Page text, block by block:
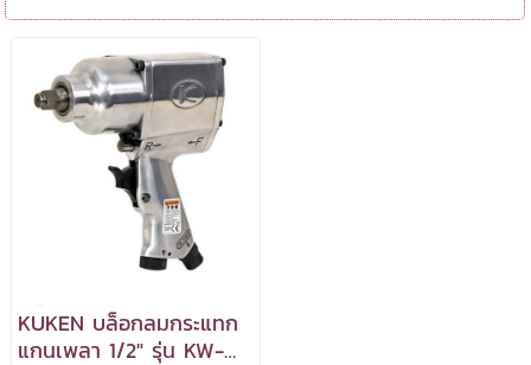
KUKEN บล็อกลมกระแทก
แกนเพลา 1/2" รุ่น KW-